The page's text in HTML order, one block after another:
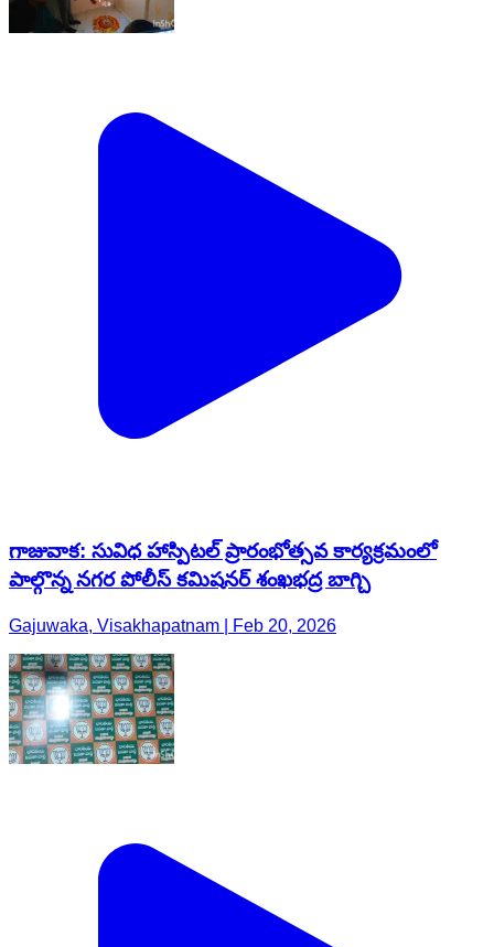
గాజువాక: సువిధ హాస్పిటల్ ప్రారంభోత్సవ కార్యక్రమంలో
పాల్గొన్న నగర పోలీస్ కమిషనర్ శంఖభద్ర బాగ్చి
Gajuwaka, Visakhapatnam | Feb 20, 2026